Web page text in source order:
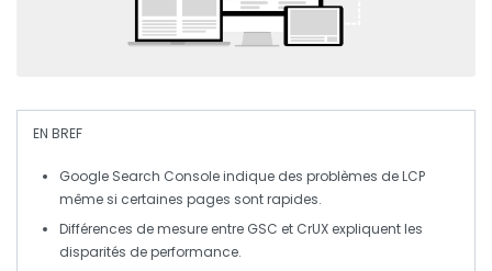
EN BREF
Google Search Consoleindique des problèmes deLCP
même si certaines pages sont rapides.
Différences de mesure entre GSC et CrUX expliquent les
disparités de performance.